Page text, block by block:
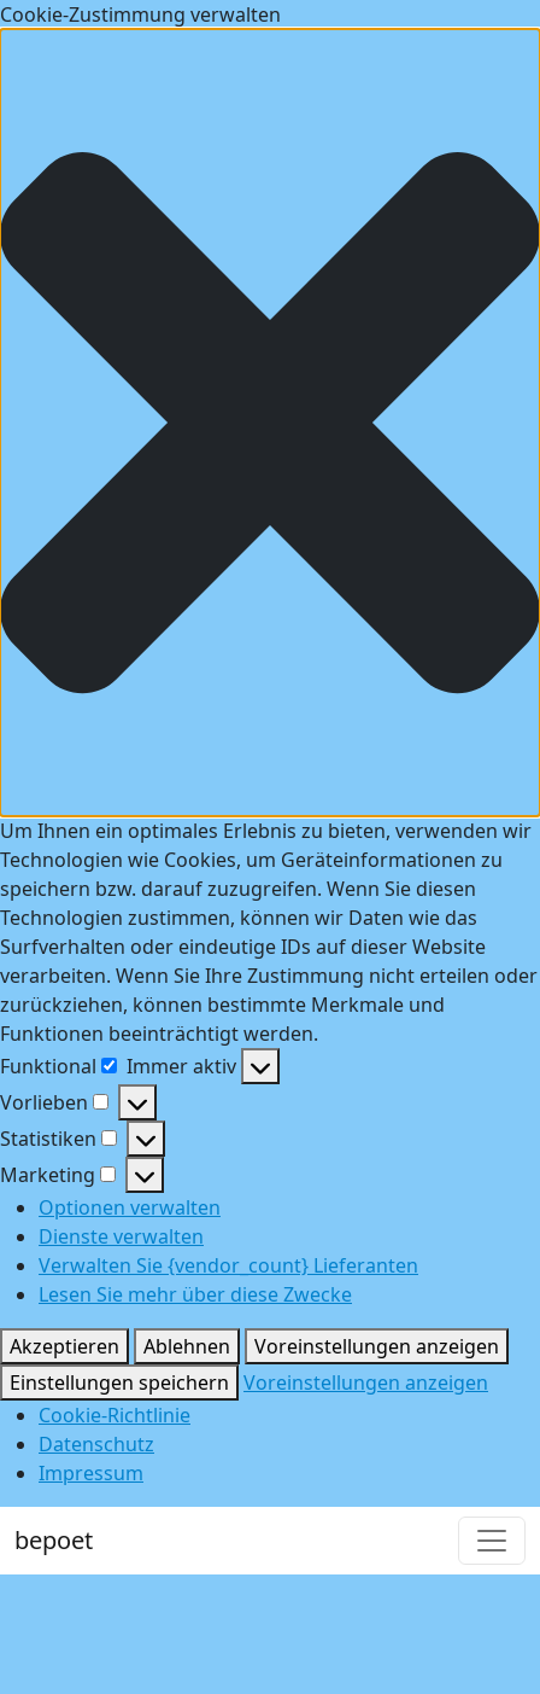
Cookie-Zustimmung verwalten
Um Ihnen ein optimales Erlebnis zu bieten, verwenden wir
Technologien wie Cookies, um Geräteinformationen zu
speichern bzw. darauf zuzugreifen. Wenn Sie diesen
Technologien zustimmen, können wir Daten wie das
Surfverhalten oder eindeutige IDs auf dieser Website
verarbeiten. Wenn Sie Ihre Zustimmung nicht erteilen oder
zurückziehen, können bestimmte Merkmale und
Funktionen beeinträchtigt werden.
Funktional
Funktional
Immer aktiv
Vorlieben
Vorlieben
Statistiken
Statistiken
Marketing
Marketing
Optionen verwalten
Dienste verwalten
Verwalten Sie {vendor_count} Lieferanten
Lesen Sie mehr über diese Zwecke
Akzeptieren
Ablehnen
Voreinstellungen anzeigen
Einstellungen speichern Voreinstellungen anzeigen
Cookie-Richtlinie
Datenschutz
Impressum
bepoet